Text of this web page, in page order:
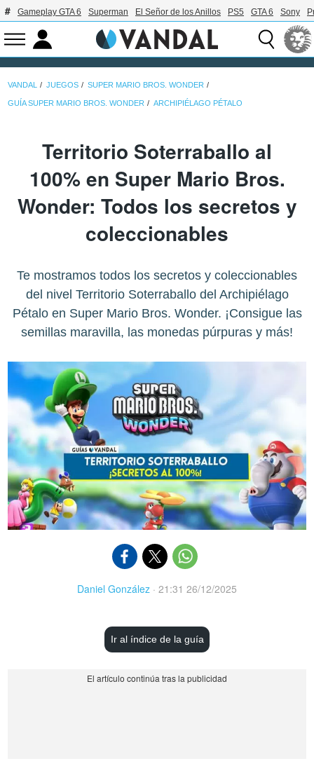
Gameplay GTA 6 Superman El Señor de los Anillos PS5 GTA 6 Sony
VANDAL JUEGOS SUPER MARIO BROS. WONDER
GUÍA SUPER MARIO BROS. WONDER ARCHIPIÉLAGO PÉTALO
Territorio Soterraballo al
100% en Super Mario Bros.
Wonder: Todos los secretos y
coleccionables
Te mostramos todos los secretos y coleccionables
del nivel Territorio Soterraballo del Archipiélago
Pétalo en Super Mario Bros. Wonder. ¡Consigue las
semillas maravilla, las monedas púrpuras y más!
Daniel González · 21:31 26/12/2025
Ir al índice de la guía